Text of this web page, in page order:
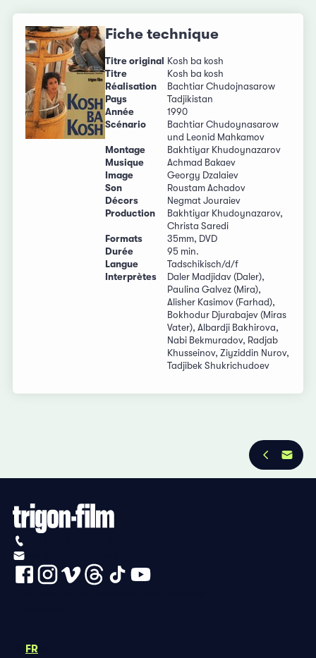
Fiche technique
Titre original
Kosh ba kosh
Titre
Kosh ba kosh
Réalisation
Bachtiar Chudojnasarow
Pays
Tadjikistan
Année
1990
Scénario
Bachtiar Chudoynasarow
und Leonid Mahkamov
Montage
Bakhtiyar Khudoynazarov
Musique
Achmad Bakaev
Image
Georgy Dzalaiev
Son
Roustam Achadov
Décors
Negmat Jouraiev
Production
Bakhtiyar Khudoynazarov,
Christa Saredi
Formats
35mm, DVD
Durée
95 min.
Langue
Tadschikisch/d/f
Interprètes
Daler Madjidav (Daler),
Paulina Galvez (Mira),
Alisher Kasimov (Farhad),
Bokhodur Djurabajev (Miras
Vater), Albardji Bakhirova,
Nabi Bekmuradov, Radjab
Khusseinov, Ziyziddin Nurov,
Tadjibek Shukrichudoev
FR